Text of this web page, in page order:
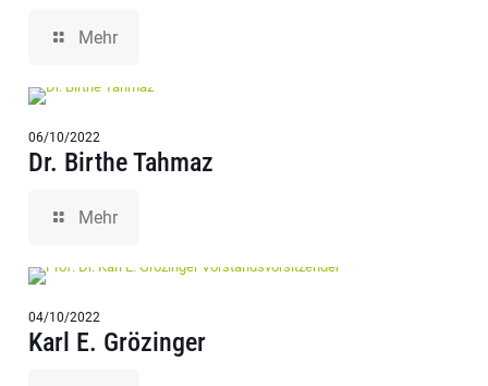
Mehr
06/10/2022
Dr. Birthe Tahmaz
Mehr
04/10/2022
Karl E. Grözinger